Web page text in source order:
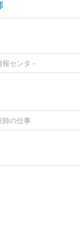
センタ－
師の仕事